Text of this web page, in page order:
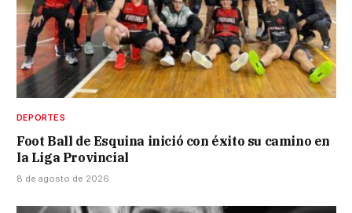
DEPORTES
Foot Ball de Esquina inició con éxito su camino en
la Liga Provincial
8 de agosto de 2026